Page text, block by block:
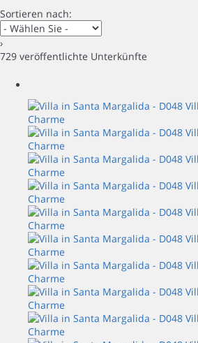
Sortieren nach:
›
729 veröffentlichte Unterkünfte